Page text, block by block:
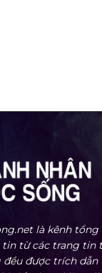
là kênh
từ các trang tin
đều được trích